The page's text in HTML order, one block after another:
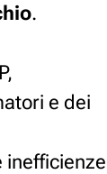
.
e dei
inefficienze